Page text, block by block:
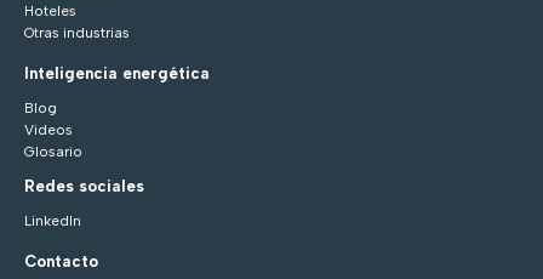
Hoteles
Otras industrias
Inteligencia energética
Blog
Videos
Glosario
Redes sociales
LinkedIn
Contacto